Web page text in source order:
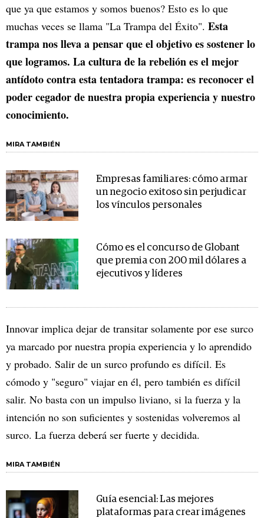
que ya que estamos y somos buenos? Esto es lo que
muchas veces se llama "La Trampa del Éxito". Esta
trampa nos lleva a pensar que el objetivo es sostener lo
que logramos. La cultura de la rebelión es el mejor
antídoto contra esta tentadora trampa: es reconocer el
poder cegador de nuestra propia experiencia y nuestro
conocimiento.
MIRA TAMBIÉN
Empresas familiares: cómo armar
un negocio exitoso sin perjudicar
los vínculos personales
Cómo es el concurso de Globant
que premia con 200 mil dólares a
ejecutivos y líderes
Innovar implica dejar de transitar solamente por ese surco
ya marcado por nuestra propia experiencia y lo aprendido
y probado. Salir de un surco profundo es difícil. Es
cómodo y "seguro" viajar en él, pero también es difícil
salir. No basta con un impulso liviano, si la fuerza y la
intención no son suficientes y sostenidas volveremos al
surco. La fuerza deberá ser fuerte y decidida.
MIRA TAMBIÉN
Guía esencial: Las mejores
plataformas para crear imágenes